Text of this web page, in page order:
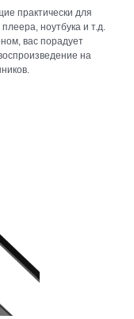
практически для
ноутбука и т.д.
вас порадует
на